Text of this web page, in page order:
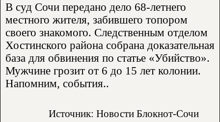
В суд Сочи передано дело 68-летнего
местного жителя, забившего топором
своего знакомого. Следственным отделом
Хостинского района собрана доказательная
база для обвинения по статье «Убийство».
Мужчине грозит от 6 до 15 лет колонии.
Напомним, события..
Источник: Новости Блокнот-Сочи